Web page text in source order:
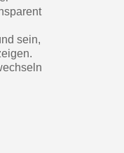
sein,